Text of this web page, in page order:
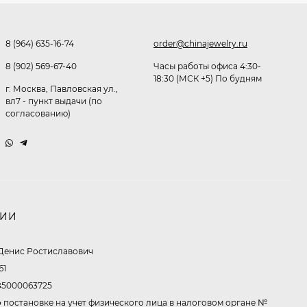
253₽
8 (964) 635-16-74
8 (902) 569-67-40
г. Москва, Павловская ул.,
вл7 - пункт выдачи (по
согласованию)
order@chinajewelry.ru
Часы работы офиса 4:30-
18:30 (МСК +5) По будням
Ростиславович
на учет физического лица в налоговом органе №